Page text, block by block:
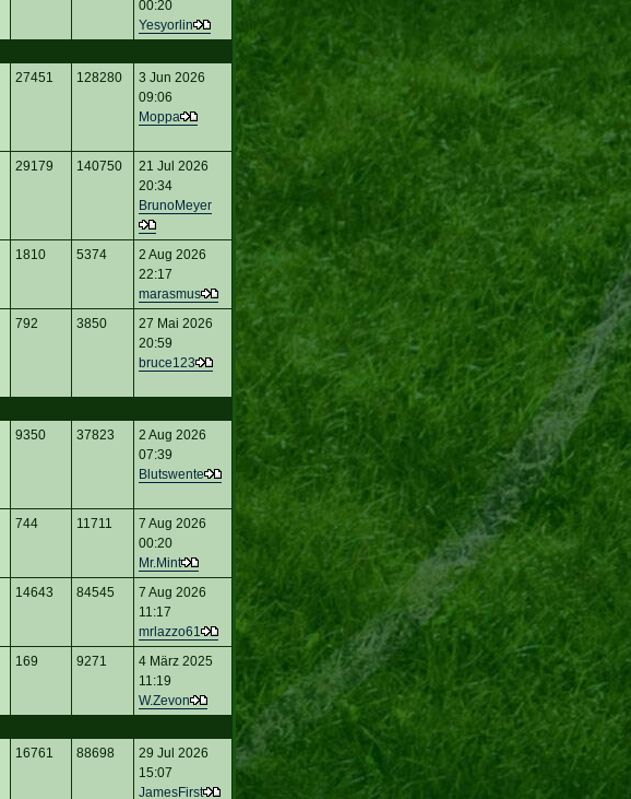
00:20
Yesyorlin
27451 128280
3 Jun 2026
09:06
Moppa
29179 140750
21 Jul 2026
20:34
BrunoMeyer
1810 5374
2 Aug 2026
22:17
marasmus
792 3850
27 Mai 2026
20:59
bruce123
9350 37823
2 Aug 2026
07:39
Blutswente
744 11711
7 Aug 2026
00:20
Mr.Mint
14643 84545
7 Aug 2026
11:17
mrlazzo61
169 9271
4 März 2025
11:19
W.Zevon
16761 88698
29 Jul 2026
15:07
JamesFirst